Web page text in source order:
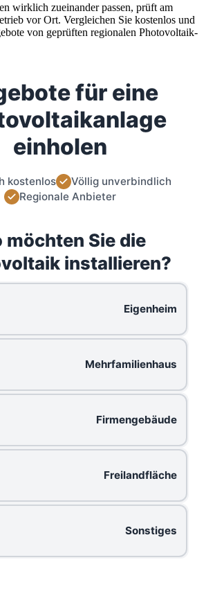
wirklich zueinander passen, prüft am
vor Ort. Vergleichen Sie kostenlos und
von geprüften regionalen Photovoltaik-
für eine
einholen
kostenlos
Völlig unverbindlich
Regionale Anbieter
möchten Sie die
installieren?
Eigenheim
Mehrfamilienhaus
Firmengebäude
Freilandfläche
Sonstiges